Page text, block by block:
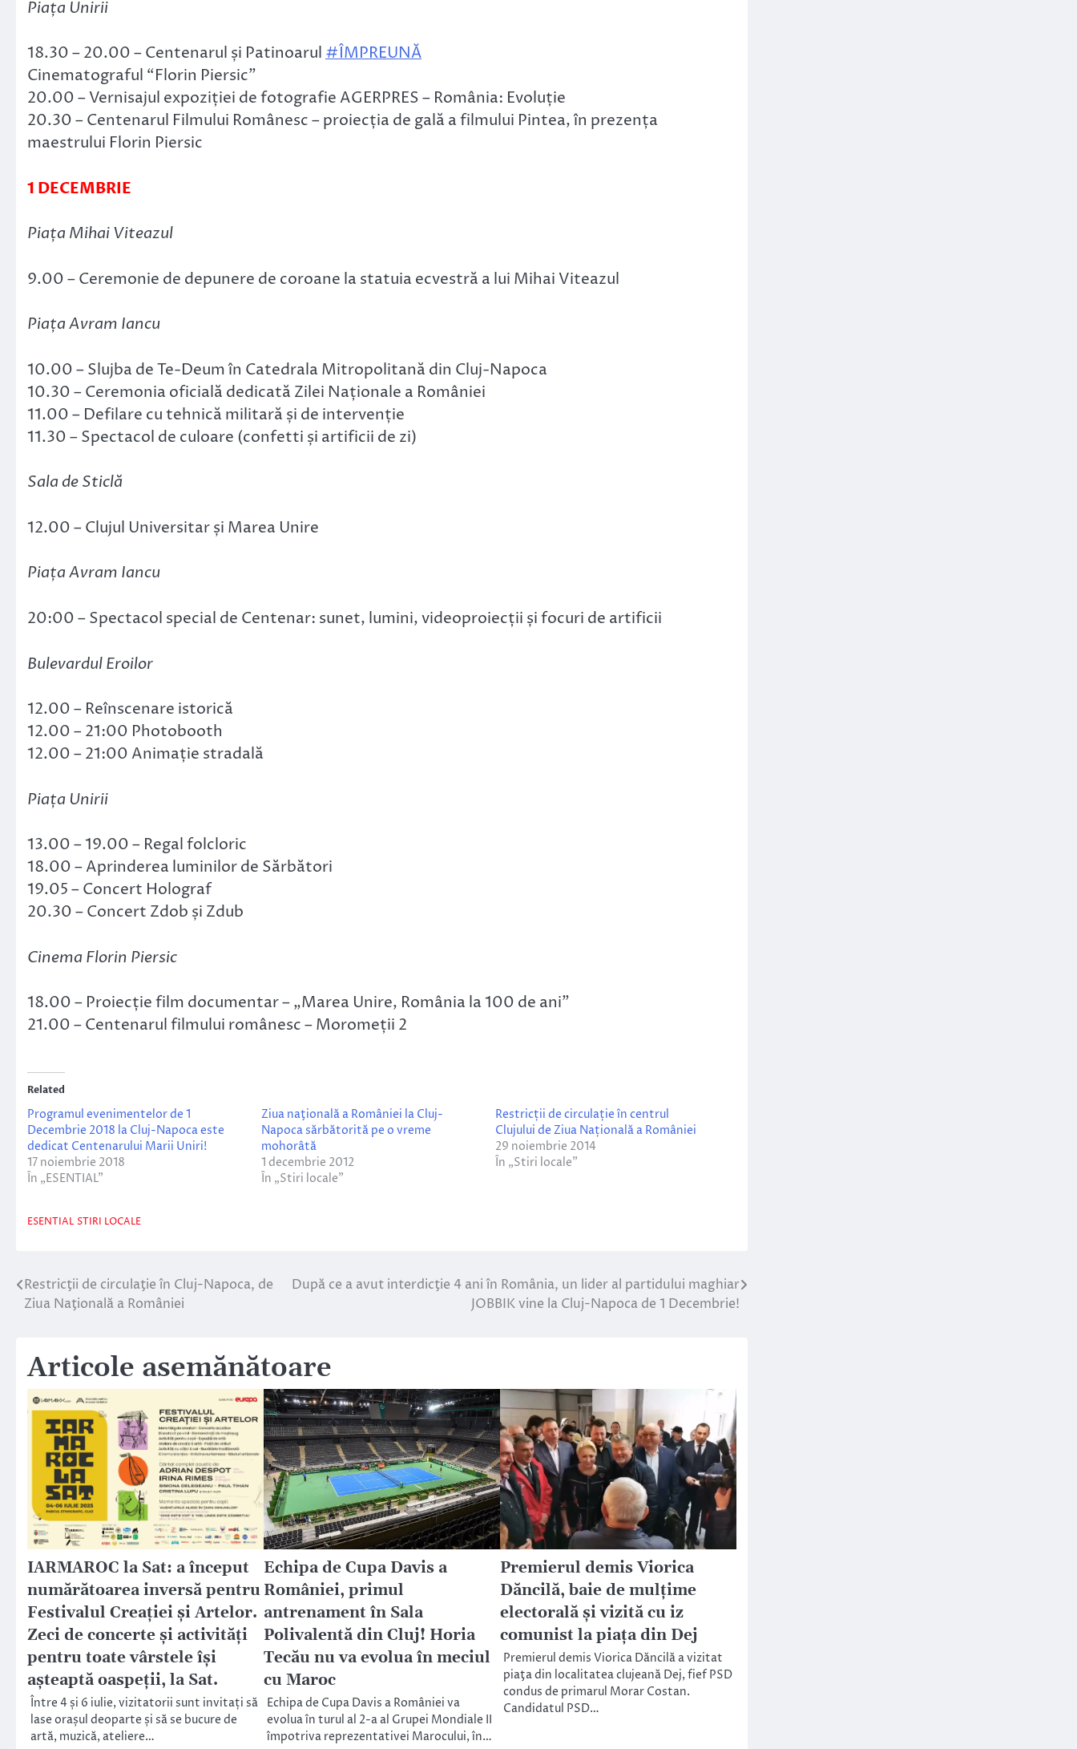
Piața Unirii
18.30 – 20.00 – Centenarul și Patinoarul #ÎMPREUNĂ
Cinematograful “Florin Piersic”
20.00 – Vernisajul expoziției de fotografie AGERPRES – România: Evoluție
20.30 – Centenarul Filmului Românesc – proiecția de gală a filmului Pintea, în prezența
maestrului Florin Piersic
1 DECEMBRIE
Piața Mihai Viteazul
9.00 – Ceremonie de depunere de coroane la statuia ecvestră a lui Mihai Viteazul
Piața Avram Iancu
10.00 – Slujba de Te-Deum în Catedrala Mitropolitană din Cluj-Napoca
10.30 – Ceremonia oficială dedicată Zilei Naționale a României
11.00 – Defilare cu tehnică militară și de intervenție
11.30 – Spectacol de culoare (confetti și artificii de zi)
Sala de Sticlă
12.00 – Clujul Universitar și Marea Unire
Piața Avram Iancu
20:00 – Spectacol special de Centenar: sunet, lumini, videoproiecții și focuri de artificii
Bulevardul Eroilor
12.00 – Reînscenare istorică
12.00 – 21:00 Photobooth
12.00 – 21:00 Animație stradală
Piața Unirii
13.00 – 19.00 – Regal folcloric
18.00 – Aprinderea luminilor de Sărbători
19.05 – Concert Holograf
20.30 – Concert Zdob și Zdub
Cinema Florin Piersic
18.00 – Proiecție film documentar – „Marea Unire, România la 100 de ani”
21.00 – Centenarul filmului românesc – Moromeții 2
Related
Programul evenimentelor de 1
Decembrie 2018 la Cluj-Napoca este
dedicat Centenarului Marii Uniri!
17 noiembrie 2018
În „ESENTIAL”
Ziua naţională a României la Cluj-
Napoca sărbătorită pe o vreme
mohorâtă
1 decembrie 2012
În „Stiri locale”
Restricții de circulație în centrul
Clujului de Ziua Națională a României
29 noiembrie 2014
În „Stiri locale”
ESENTIAL STIRI LOCALE
Navigare
Restricţii de circulaţie în Cluj-Napoca, de
Ziua Naţională a României
După ce a avut interdicţie 4 ani în România, un lider al partidului maghiar
JOBBIK vine la Cluj-Napoca de 1 Decembrie!
Articole asemănătoare
IARMAROC la Sat: a început
numărătoarea inversă pentru
Festivalul Creației și Artelor.
Zeci de concerte și activități
pentru toate vârstele își
așteaptă oaspeții, la Sat.
Între 4 și 6 iulie, vizitatorii sunt invitați să
lase orașul deoparte și să se bucure de
artă, muzică, ateliere…
Echipa de Cupa Davis a
României, primul
antrenament în Sala
Polivalentă din Cluj! Horia
Tecău nu va evolua în meciul
cu Maroc
Echipa de Cupa Davis a României va
evolua în turul al 2-a al Grupei Mondiale II
împotriva reprezentativei Marocului, în…
Premierul demis Viorica
Dăncilă, baie de mulţime
electorală şi vizită cu iz
comunist la piaţa din Dej
Premierul demis Viorica Dăncilă a vizitat
piaţa din localitatea clujeană Dej, fief PSD
condus de primarul Morar Costan.
Candidatul PSD…